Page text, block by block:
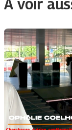
À voir